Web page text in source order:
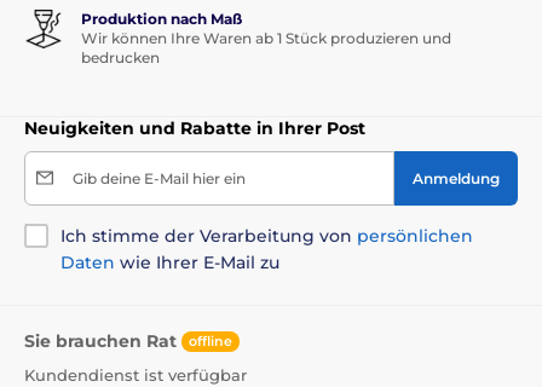
Produktion nach Maß
Wir können Ihre Waren ab 1 Stück produzieren und
bedrucken
Neuigkeiten und Rabatte in Ihrer Post
Gib deine E-Mail hier ein Anmeldung
Ich stimme der Verarbeitung von persönlichen
Daten wie Ihrer E-Mail zu
Sie brauchen Rat offline
Kundendienst ist verfügbar